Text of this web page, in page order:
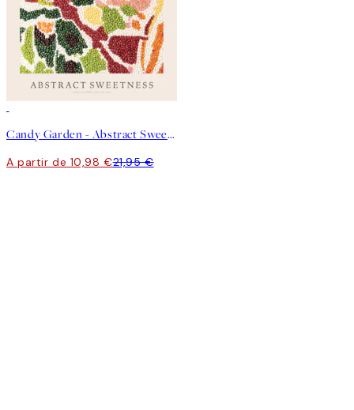
Candy Garden - Abstract Sweetness Poster
A partir de 10,98 €21,95 €